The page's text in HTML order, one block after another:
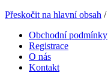
Přeskočit na hlavní obsah /
Obchodní podmínky
Registrace
O nás
Kontakt